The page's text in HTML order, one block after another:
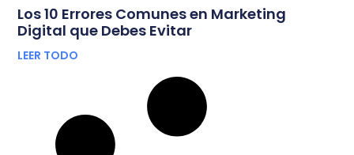
Los 10 Errores Comunes en Marketing
Digital que Debes Evitar
LEER TODO